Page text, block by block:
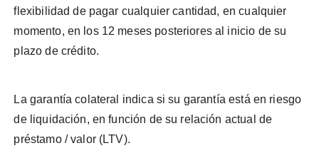
flexibilidad de pagar cualquier cantidad, en cualquier
momento, en los 12 meses posteriores al inicio de su
plazo de crédito.
La garantía colateral indica si su garantía está en riesgo
de liquidación, en función de su relación actual de
préstamo / valor (LTV).